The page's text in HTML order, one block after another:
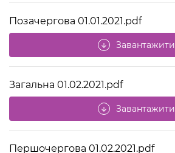
Позачергова 01.01.2021.pdf
arrow_downward Завантажити
Загальна 01.02.2021.pdf
arrow_downward Завантажити
Першочергова 01.02.2021.pdf